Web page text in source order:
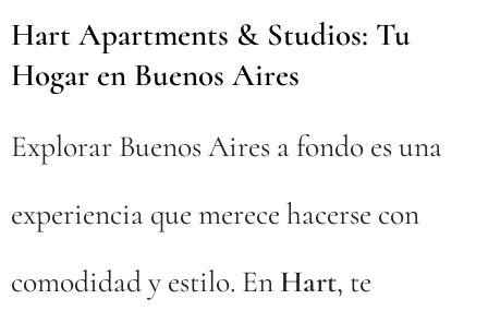
Hart Apartments & Studios: Tu
Hogar en Buenos Aires
Explorar Buenos Aires a fondo es una
experiencia que merece hacerse con
comodidad y estilo. En Hart, te